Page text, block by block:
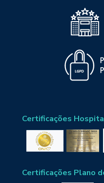
Certificações
Certificações Plano